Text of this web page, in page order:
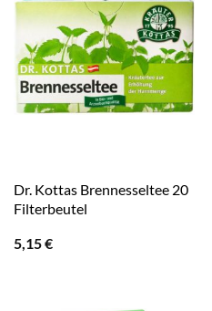
Dr. Kottas Brennesseltee 20
Filterbeutel
5,15€